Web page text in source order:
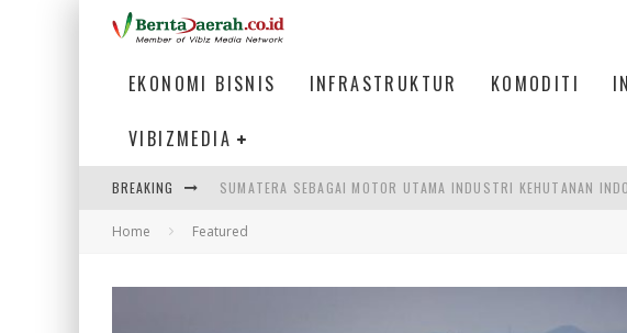
EKONOMI BISNIS INFRASTRUKTUR KOMODITI
VIBIZMEDIA
BREAKING
SUMATERA SEBAGAI MOTOR UTAMA INDUSTRI KEHUTANAN
MENJAWAB KEBUTUHAN DUNIA KERJA, MENAKER: PENGUATAN
PENUMPANG MENGAMBIL BAGASI DI BANDARA SULTAN MAHMUD
Home Featured